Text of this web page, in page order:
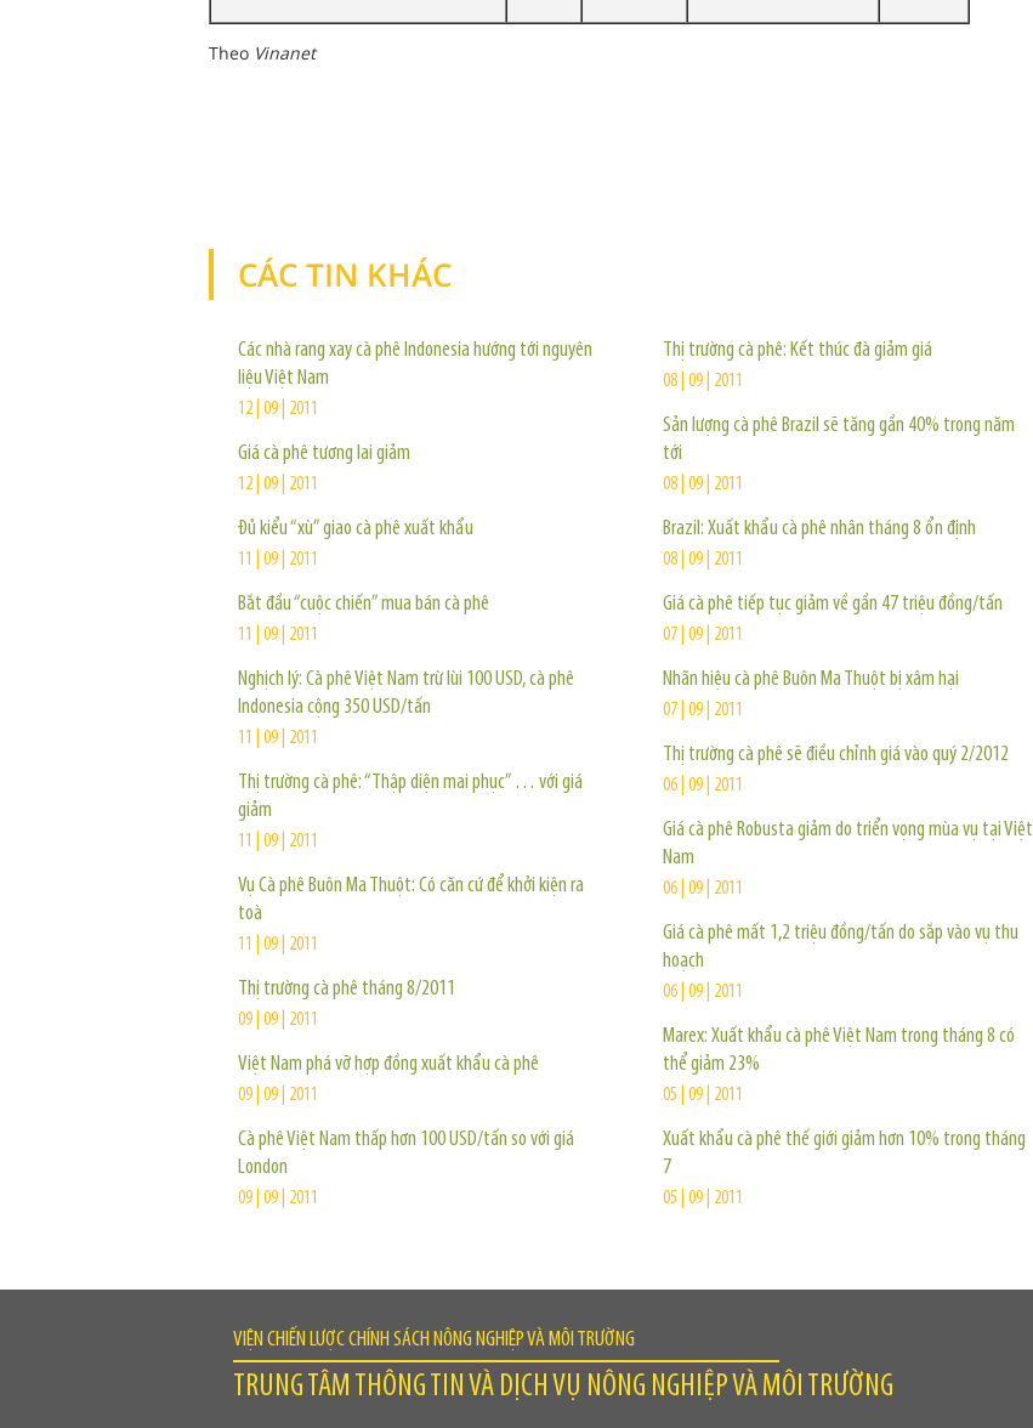
Theo Vinanet
CÁC TIN KHÁC
Các nhà rang xay cà phê Indonesia hướng tới nguyên
liệu Việt Nam
12 | 09 | 2011
Giá cà phê tương lai giảm
12 | 09 | 2011
Đủ kiểu “xù” giao cà phê xuất khẩu
11 | 09 | 2011
Bắt đầu “cuộc chiến” mua bán cà phê
11 | 09 | 2011
Nghịch lý: Cà phê Việt Nam trừ lùi 100 USD, cà phê
Indonesia cộng 350 USD/tấn
11 | 09 | 2011
Thị trường cà phê: “Thập diện mai phục” … với giá
giảm
11 | 09 | 2011
Vụ Cà phê Buôn Ma Thuột: Có căn cứ để khởi kiện ra
toà
11 | 09 | 2011
Thị trường cà phê tháng 8/2011
09 | 09 | 2011
Việt Nam phá vỡ hợp đồng xuất khẩu cà phê
09 | 09 | 2011
Cà phê Việt Nam thấp hơn 100 USD/tấn so với giá
London
09 | 09 | 2011
Thị trường cà phê: Kết thúc đà giảm giá
08 | 09 | 2011
Sản lượng cà phê Brazil sẽ tăng gần 40% trong năm
tới
08 | 09 | 2011
Brazil: Xuất khẩu cà phê nhân tháng 8 ổn định
08 | 09 | 2011
Giá cà phê tiếp tục giảm về gần 47 triệu đồng/tấn
07 | 09 | 2011
Nhãn hiệu cà phê Buôn Ma Thuột bị xâm hại
07 | 09 | 2011
Thị trường cà phê sẽ điều chỉnh giá vào quý 2/2012
06 | 09 | 2011
Giá cà phê Robusta giảm do triển vọng mùa vụ tại Việt
Nam
06 | 09 | 2011
Giá cà phê mất 1,2 triệu đồng/tấn do sắp vào vụ thu
hoạch
06 | 09 | 2011
Marex: Xuất khẩu cà phê Việt Nam trong tháng 8 có
thể giảm 23%
05 | 09 | 2011
Xuất khẩu cà phê thế giới giảm hơn 10% trong tháng
7
05 | 09 | 2011
VIỆN CHIẾN LƯỢC CHÍNH SÁCH NÔNG NGHIỆP VÀ MÔI TRƯỜNG
TRUNG TÂM THÔNG TIN VÀ DỊCH VỤ NÔNG NGHIỆP VÀ MÔI TRƯỜNG